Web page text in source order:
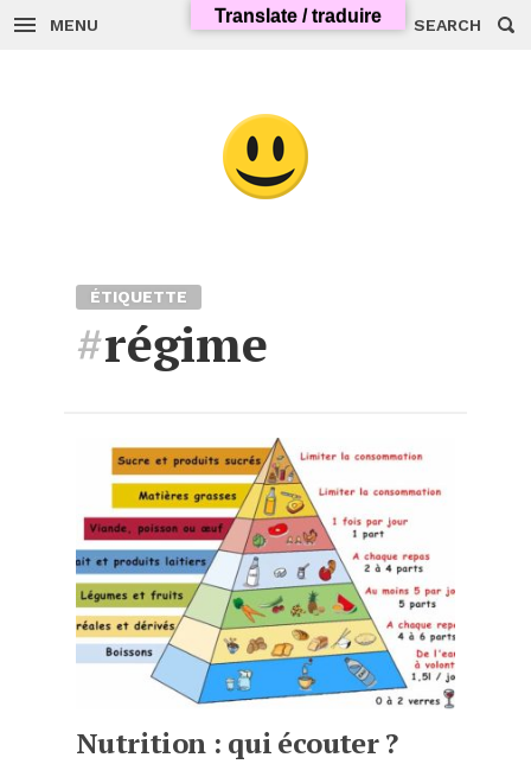
to
MENU SEARCH
ÉTIQUETTE
#régime
Nutrition : qui écouter ?
Translate / traduire